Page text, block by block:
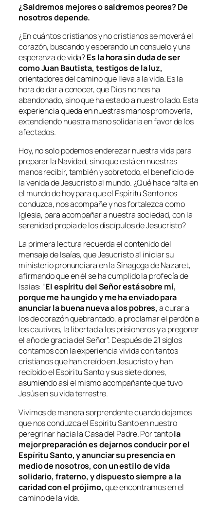
¿Saldremos mejores o saldremos peores? De
nosotros depende.
¿En cuántos cristianos y no cristianos se moverá el
corazón, buscando y esperando un consuelo y una
esperanza de vida?Es la hora sin duda de ser
como Juan Bautista, testigos de la luz,
orientadores del camino que lleva a la vida. Es la
hora de dar a conocer, que Dios no nos ha
abandonado, sino que ha estado a nuestro lado. Esta
experiencia queda en nuestras manos promoverla,
extendiendo nuestra mano solidaria en favor de los
afectados.
Hoy, no solo podemos enderezar nuestra vida para
preparar la Navidad, sino que está en nuestras
manos recibir, también y sobretodo, el beneficio de
la venida de Jesucristo al mundo. ¿Qué hace falta en
el mundo de hoy para que el Espíritu Santo nos
conduzca, nos acompañe y nos fortalezca como
Iglesia, para acompañar a nuestra sociedad, con la
serenidad propia de los discípulos de Jesucristo?
La primera lectura recuerda el contenido del
mensaje de Isaías, que Jesucristo al iniciar su
ministerio pronunciara en la Sinagoga de Nazaret,
afirmando que en él se ha cumplido la profecía de
Isaías: “El espíritu del Señor está sobre mí,
porque me ha ungido y me ha enviado para
anunciar la buena nueva a los pobres, a curar a
los de corazón quebrantado, a proclamar el perdón a
los cautivos, la libertad a los prisioneros y a pregonar
el año de gracia del Señor”. Después de 21 siglos
contamos con la experiencia vivida con tantos
cristianos que han creído en Jesucristo y han
recibido el Espíritu Santo y sus siete dones,
asumiendo así el mismo acompañante que tuvo
Jesús en su vida terrestre.
Vivimos de manera sorprendente cuando dejamos
que nos conduzca el Espíritu Santo en nuestro
peregrinar hacia la Casa del Padre. Por tantola
mejor preparación es dejarnos conducir por el
Espíritu Santo, y anunciar su presencia en
medio de nosotros, con un estilo de vida
solidario, fraterno, y dispuesto siempre a la
caridad con el prójimo, que encontramos en el
camino de la vida.